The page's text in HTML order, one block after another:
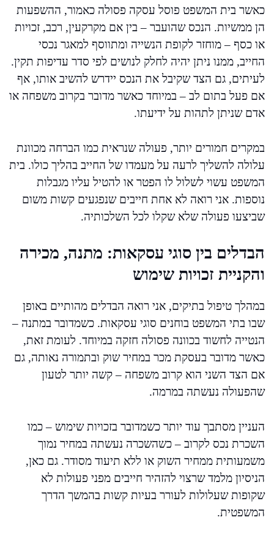
כאשר בית המשפט פוסל עסקה פסולה כאמור, ההשפעות
הן ממשיות. הנכס שהועבר – בין אם מקרקעין, רכב, זכויות
או כסף – מוחזר לקופת הנשייה ומתווסף למאגר נכסי
החייב, ממנו ניתן יהיה לחלק לנושים לפי סדר עדיפות תקין.
לעיתים, גם הצד שקיבל את הנכס יידרש להשיב אותו, אף
אם פעל בתום לב – במיוחד כאשר מדובר בקרוב משפחה או
אדם שניתן לתהות על ידיעתו.
במקרים חמורים יותר, פעולה שנראית כמו הברחה מכוונת
עלולה להשליך לרעה על מעמדו של החייב בהליך כולו. בית
המשפט עשוי לשלול לו הפטר או להטיל עליו מגבלות
נוספות. אני רואה לא אחת חייבים שנפגעים קשות משום
שביצעו פעולה שלא שקלו לכל השלכותיה.
הבדלים בין סוגי עסקאות: מתנה, מכירה
והקניית זכויות שימוש
במהלך טיפול בתיקים, אני רואה הבדלים מהותיים באופן
שבו בתי המשפט בוחנים סוגי עסקאות. כשמדובר במתנה –
הנטייה לחשוד בכוונה פסולה חזקה במיוחד. לעומת זאת,
כאשר מדובר בעסקת מכר במחיר שוק ובתמורה נאותה, גם
אם הצד השני הוא קרוב משפחה – קשה יותר לטעון
שהפעולה נעשתה במרמה.
העניין מסתבך עוד יותר כשמדובר בזכויות שימוש – כמו
השכרת נכס לקרוב – כשהשכרה נעשתה במחיר נמוך
משמעותית ממחיר השוק או ללא תיעוד מסודר. גם כאן,
הניסיון מלמד שרצוי להזהיר חייבים מפני פעולות לא
שקופות שעלולות לעורר בעיות קשות בהמשך הדרך
המשפטית.